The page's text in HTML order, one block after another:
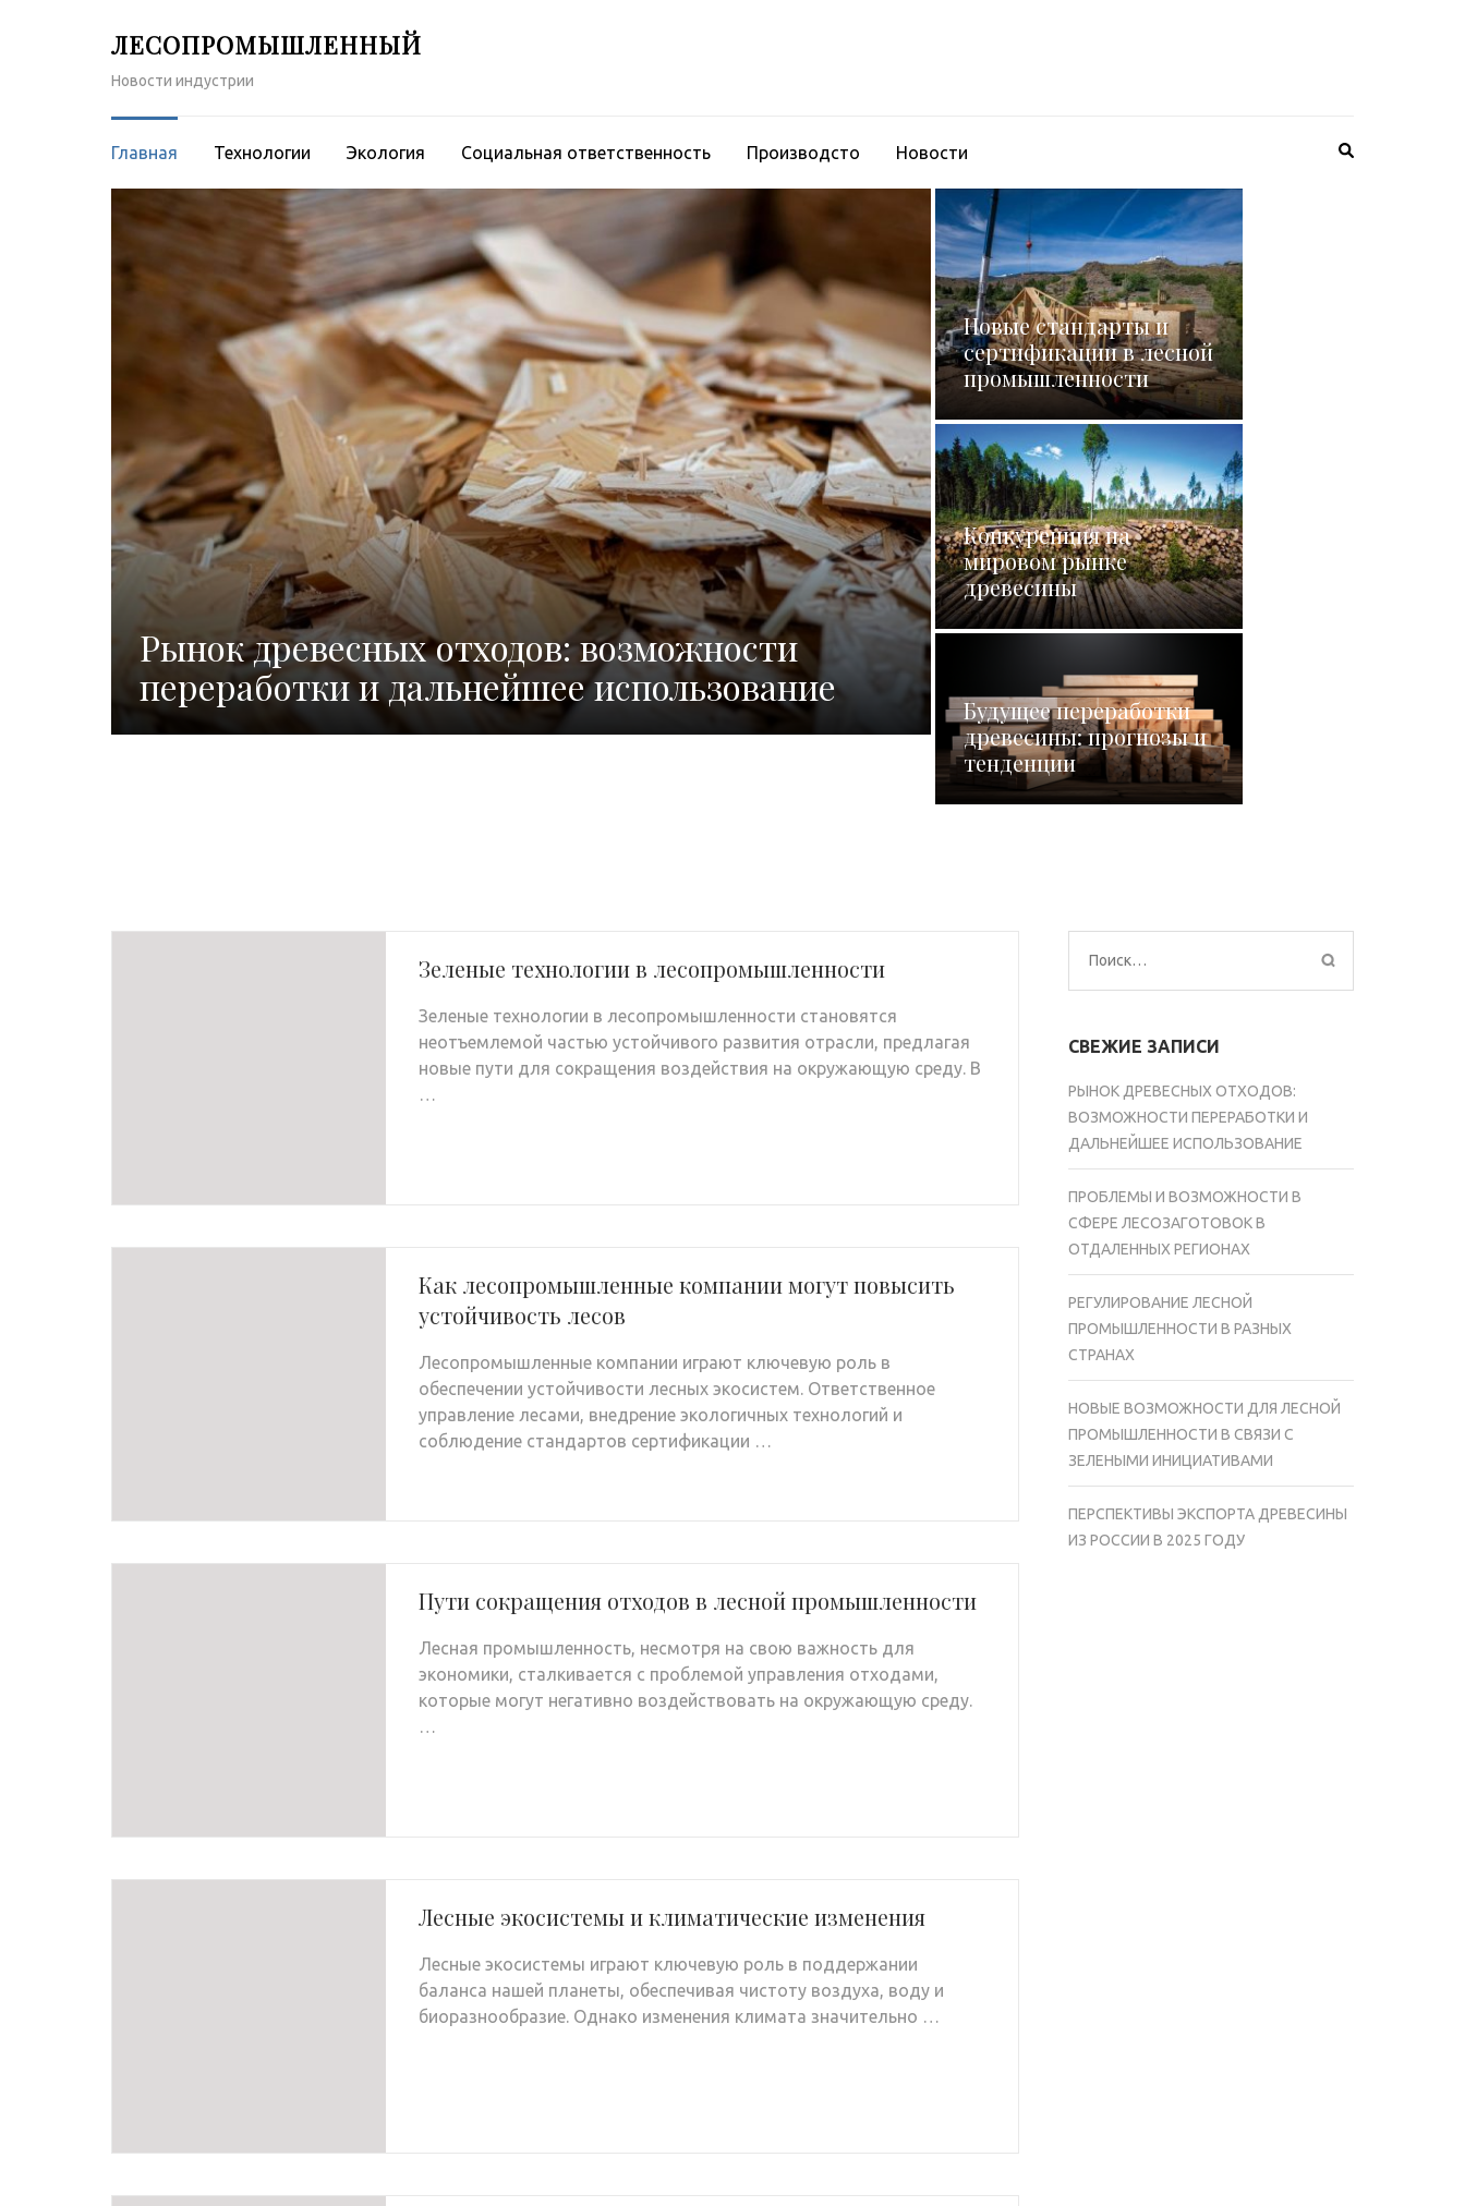
ЛЕСОПРОМЫШЛЕННЫЙ
Новости индустрии
Главная Технологии Экология Социальная ответственность Производсто Новости
Рынок древесных отходов: возможности
переработки и дальнейшее использование
Новые стандарты и
сертификации в лесной
промышленности
Конкуренция на
мировом рынке
древесины
Будущее переработки
древесины: прогнозы и
тенденции
Зеленые технологии в лесопромышленности
Зеленые технологии в лесопромышленности становятся
неотъемлемой частью устойчивого развития отрасли, предлагая
новые пути для сокращения воздействия на окружающую среду. В
…
Как лесопромышленные компании могут повысить
устойчивость лесов
Лесопромышленные компании играют ключевую роль в
обеспечении устойчивости лесных экосистем. Ответственное
управление лесами, внедрение экологичных технологий и
соблюдение стандартов сертификации …
Пути сокращения отходов в лесной промышленности
Лесная промышленность, несмотря на свою важность для
экономики, сталкивается с проблемой управления отходами,
которые могут негативно воздействовать на окружающую среду.
…
Лесные экосистемы и климатические изменения
Лесные экосистемы играют ключевую роль в поддержании
баланса нашей планеты, обеспечивая чистоту воздуха, воду и
биоразнообразие. Однако изменения климата значительно …
Найти:
СВЕЖИЕ ЗАПИСИ
РЫНОК ДРЕВЕСНЫХ ОТХОДОВ:
ВОЗМОЖНОСТИ ПЕРЕРАБОТКИ И
ДАЛЬНЕЙШЕЕ ИСПОЛЬЗОВАНИЕ
ПРОБЛЕМЫ И ВОЗМОЖНОСТИ В
СФЕРЕ ЛЕСОЗАГОТОВОК В
ОТДАЛЕННЫХ РЕГИОНАХ
РЕГУЛИРОВАНИЕ ЛЕСНОЙ
ПРОМЫШЛЕННОСТИ В РАЗНЫХ
СТРАНАХ
НОВЫЕ ВОЗМОЖНОСТИ ДЛЯ ЛЕСНОЙ
ПРОМЫШЛЕННОСТИ В СВЯЗИ С
ЗЕЛЕНЫМИ ИНИЦИАТИВАМИ
ПЕРСПЕКТИВЫ ЭКСПОРТА ДРЕВЕСИНЫ
ИЗ РОССИИ В 2025 ГОДУ